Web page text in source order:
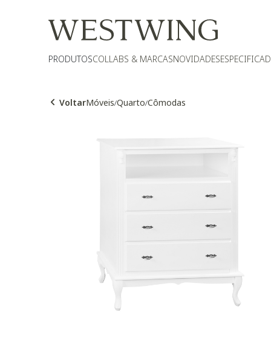
PRODUTOSCOLLABS & MARCASNOVIDADES
VoltarMóveis/Quarto/Cômodas